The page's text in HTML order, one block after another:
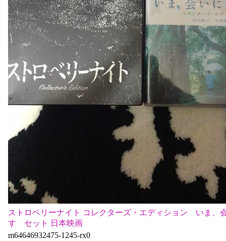
ストロベリーナイト コレクターズ・エディション いま、
す セット 日本映画
m64646932475-1245-rx0